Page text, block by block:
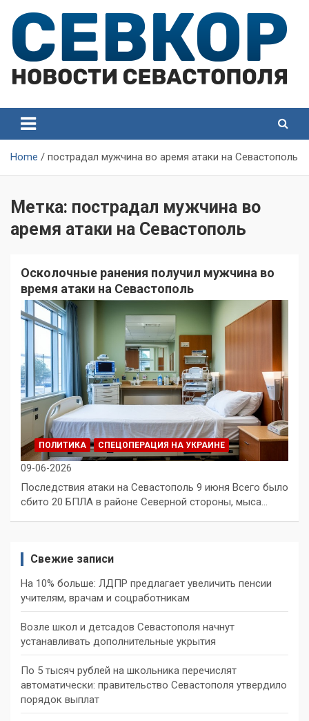
content
Севастополя
Севастополя
Home пострадал мужчина во аремя атаки на Севастополь
Метка: пострадал мужчина во
аремя атаки на Севастополь
Осколочные ранения получил мужчина во
время атаки на Севастополь
ПОЛИТИКА СПЕЦОПЕРАЦИЯ НА УКРАИНЕ
09-06-2026
Последствия атаки на Севастополь 9 июня Всего было
сбито 20 БПЛА в районе Северной стороны, мыса…
Свежие записи
На 10% больше: ЛДПР предлагает увеличить пенсии
учителям, врачам и соцработникам
Возле школ и детсадов Севастополя начнут
устанавливать дополнительные укрытия
По 5 тысяч рублей на школьника перечислят
автоматически: правительство Севастополя утвердило
порядок выплат